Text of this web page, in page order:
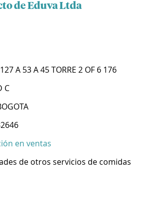
de Eduva Ltda
A 53 A 45 TORRE 2 OF 6 176
C
en ventas
de otros servicios de comidas